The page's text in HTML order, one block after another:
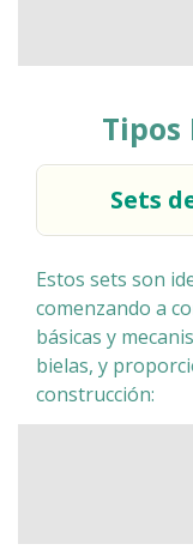
Tipos
Sets
Estos sets son
comenzando a
básicas y
bielas, y
construcción: